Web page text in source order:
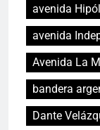
avenida
avenida
Avenida La
bandera
Dante